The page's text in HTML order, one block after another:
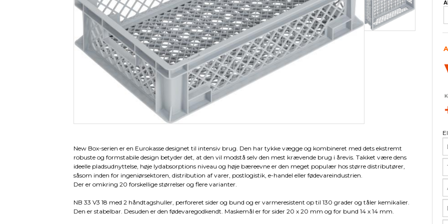
Værkstedsvogne
Pallevogne
Pallekar/Classic Bigboks
Palleløftere
Plast paller- og tilbehørPaller
Palletilbehør
Arca Frontglas
Skabe m/bakker
Tilbehør til eurokasser Låg
Opmærkning
Skillevægge
Udstyr til
Tilbehør til skabe
Tilbehør til Lista 54 x 36
ESD Måtter
Tilbehør
Tilbehør
Pallereoler
Tiltboxe
New Box-serien er en Eurokasse designet til intensiv brug. Den har tykke vægge og kombineret med dets ekstremt
robuste og formstabile design betyder det, at den vil modstå selv den mest krævende brug i årevis. Takket være dens
ideelle pladsudnyttelse, høje lydabsorptions niveau og høje bæreevne er den meget populær hos større distributører,
såsom inden for ingeniørsektoren, distribution af varer, postlogistik, e-handel eller fødevareindustrien.
Der er omkring 20 forskellige størrelser og flere varianter.
NB 33 V3 18 med 2 håndtagshuller, perforeret sider og bund og er varmeresistent op til 130 grader og tåler kemikalier.
Den er stabelbar. Desuden er den fødevaregodkendt. Maskemål er for sider 20 x 20 mm og for bund 14 x 14 mm.